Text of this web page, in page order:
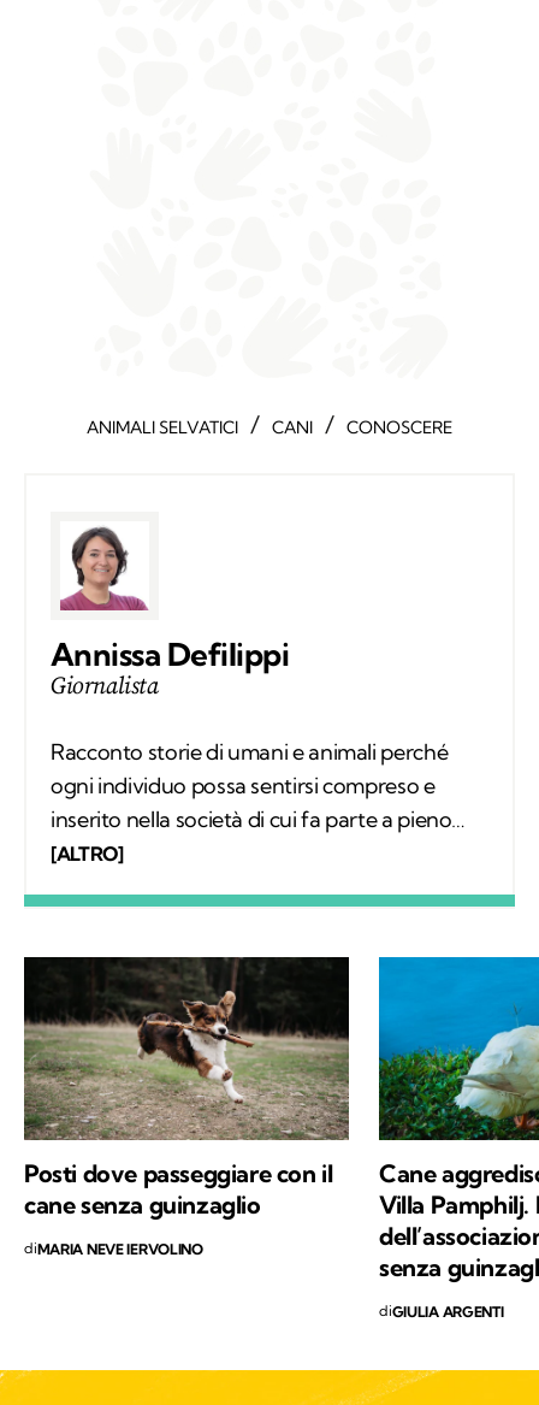
ANIMALI SELVATICI / CANI / CONOSCERE
Annissa Defilippi
Giornalista
Racconto storie di umani e animali perché
ogni individuo possa sentirsi compreso e
inserito nella società di cui fa parte a pieno
diritto. Scrivo articoli e realizzo video
possono continuare a vivere.
[ALTRO]
Posti dove passeggiare con il
cane senza guinzaglio
diMARIA NEVE IERVOLINO
Cane
Villa
senza
diGIULIA ARGENTI